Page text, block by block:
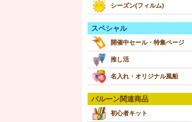
シーズン(フィルム)
スペシャル
開催中セール・特集ページ
推し活
名入れ・オリジナル風船
バルーン関連商品
初心者キット